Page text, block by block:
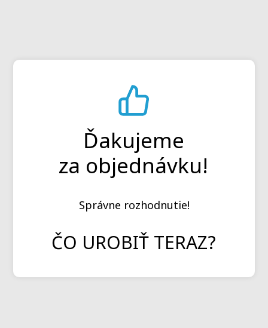
Ďakujeme
za objednávku!
Správne rozhodnutie!
ČO UROBIŤ TERAZ?